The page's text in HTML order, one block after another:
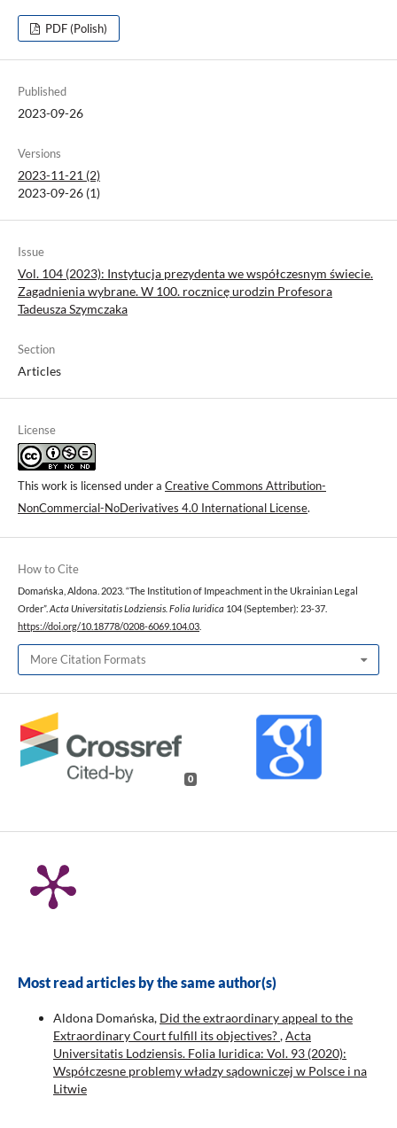
PDF (Polish)
Published
2023-09-26
Versions
2023-11-21 (2)
2023-09-26 (1)
Issue
Vol. 104 (2023): Instytucja prezydenta we współczesnym świecie.
Zagadnienia wybrane. W 100. rocznicę urodzin Profesora
Tadeusza Szymczaka
Section
Articles
License
This work is licensed under a Creative Commons Attribution-
NonCommercial-NoDerivatives 4.0 International License.
How to Cite
Domańska, Aldona. 2023. “The Institution of Impeachment in the Ukrainian Legal
Order”. Acta Universitatis Lodziensis. Folia Iuridica 104 (September): 23-37.
https://doi.org/10.18778/0208-6069.104.03
More Citation Formats
0
Most read articles by the same author(s)
Aldona Domańska, Did the extraordinary appeal to the
Extraordinary Court fulfill its objectives?,Acta
Universitatis Lodziensis. Folia Iuridica: Vol. 93 (2020):
Współczesne problemy władzy sądowniczej w Polsce i na
Litwie